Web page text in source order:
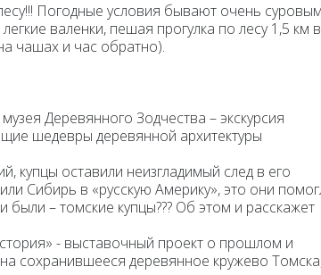
Погодные условия бывают очень
валенки, пешая прогулка по лесу 1,5 км в
чашах и час обратно).
Деревянного Зодчества – экскурсия
шедевры деревянной архитектуры
купцы оставили неизгладимый след в его
Сибирь в «русскую Америку», это они
– томские купцы??? Об этом и расскажет
- выставочный проект о прошлом и
сохранившееся деревянное кружево